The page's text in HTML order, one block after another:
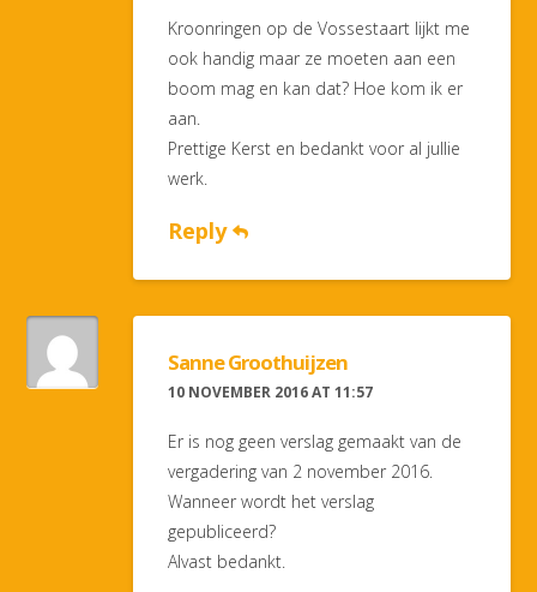
Kroonringen op de Vossestaart lijkt me
ook handig maar ze moeten aan een
boom mag en kan dat? Hoe kom ik er
aan.
Prettige Kerst en bedankt voor al jullie
werk.
Reply
Sanne Groothuijzen
10 NOVEMBER 2016 AT 11:57
Er is nog geen verslag gemaakt van de
vergadering van 2 november 2016.
Wanneer wordt het verslag
gepubliceerd?
Alvast bedankt.